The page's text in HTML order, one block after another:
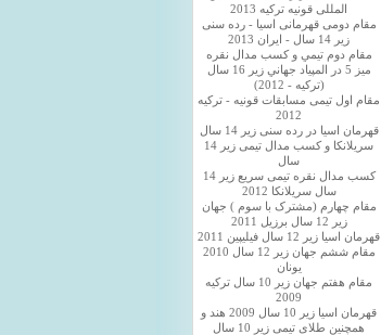
المللی قونیه ترکیه 2013
مقام دومی قهرمانی اسیا - رده سنی
زیر 14 سال - ایران 2013
مقام دوم تيمي و كسب مدال نقره
ميز 5 در المپياد جهاني زير 16 سال
(تركيه - 2012)
مقام اول تیمی مسابقات قونیه - ترکیه
2012
قهرمان اسیا در رده سنی زیر 14 سال
سريلانكا و کسب مدال تیمی زیر 14
سال
کسب مدال نقره تیمی سریع زیر 14
سال سریلانکا 2012
مقام چهارم (مشترک با سوم ) جهان
زیر 12 سال برزیل 2011
قهرمان اسيا زير 12 سال فیلیپین 2011
مقام ششم جهان زیر 12 سال 2010
یونان
مقام هفتم جهان زیر 10 سال ترکیه
2009
قهرمان اسيا زیر 10 سال 2009 هند و
همچنین طلای تیمی زیر 10 سال